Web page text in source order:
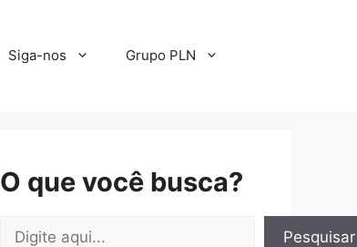
Siga-nos Grupo PLN
O que você busca?
Pesquisar